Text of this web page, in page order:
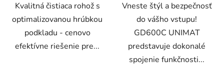
Kvalitná čistiaca rohož s
optimalizovanou hrúbkou
podkladu - cenovo
efektívne riešenie pre...
Vneste štýl a bezpečnosť
do vášho vstupu!
GD600C UNIMAT
predstavuje dokonalé
spojenie funkčnosti...